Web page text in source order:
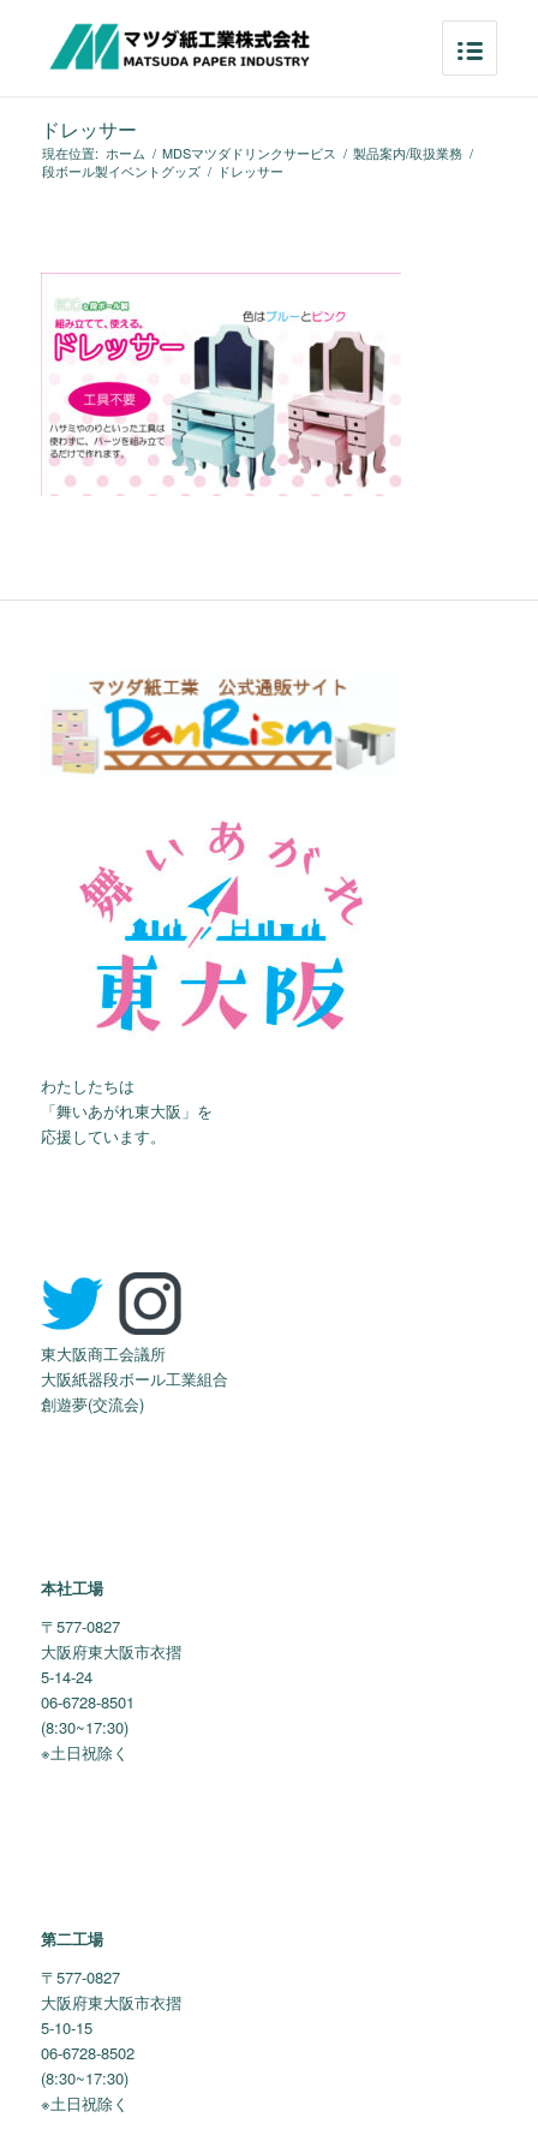
ドレッサー
現在位置: ホーム / MDSマツダドリンクサービス / 製品案内/取扱業務 /
段ボール製イベントグッズ / ドレッサー
わたしたちは
「舞いあがれ東大阪」を
応援しています。
東大阪商工会議所
大阪紙器段ボール工業組合
創遊夢(交流会)
本社工場
〒577-0827
大阪府東大阪市衣摺
5-14-24
06-6728-8501
(8:30~17:30)
※土日祝除く
第二工場
〒577-0827
大阪府東大阪市衣摺
5-10-15
06-6728-8502
(8:30~17:30)
※土日祝除く